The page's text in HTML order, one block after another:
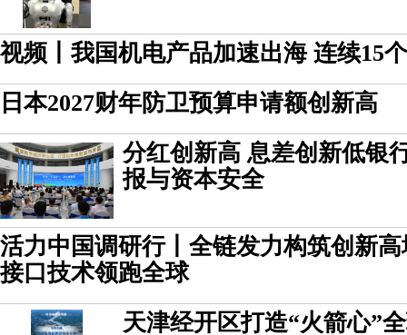
视频丨我国机电产品加速出海 连续15
日本2027财年防卫预算申请额创新高
分红创新高 息差创新低银
报与资本安全
活力中国调研行丨全链发力构筑创新
接口技术领跑全球
天津经开区打造“火箭心”